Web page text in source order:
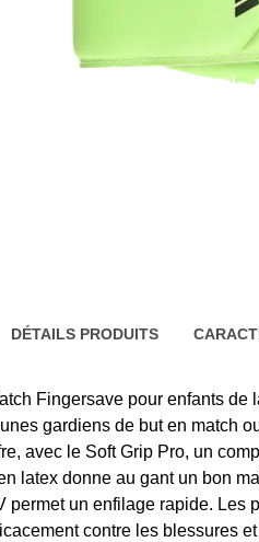
DÉTAILS PRODUITS
Fingersave pour enfants
gardiens de but en match
avec le Soft Grip Pro, un
latex donne au gant un bon
permet un enfilage rapide. Les
contre les blessures